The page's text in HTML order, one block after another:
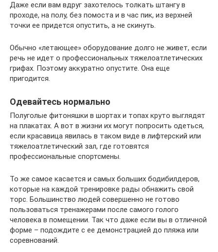
Даже если вам вдруг захотелось толкать штангу в
проходе, на полу, без помоста и в час пик, из верхней
точки ее придется опустить, а не скинуть.
Обычно «летающее» оборудование долго не живет, если
речь не идет о профессиональных тяжелоатлетических
грифах. Поэтому аккуратно опустите. Она еще
пригодится.
Одевайтесь нормально
Полуголые фитоняшки в шортах и топах круто выглядят
на плакатах. А вот в жизни их могут попросить одеться,
если красавица явилась в таком виде в лифтерский или
тяжелоатлетический зал, где готовятся
профессиональные спортсмены.
То же самое касается и самых больших бодибилдеров,
которые на каждой тренировке рады обнажить свой
торс. Большинство людей совершенно не готово
пользоваться тренажерами после самого голого
человека в помещении. Так что даже если вы в отличной
форме – подождите с ее демонстрацией до пляжа или
соревнований.